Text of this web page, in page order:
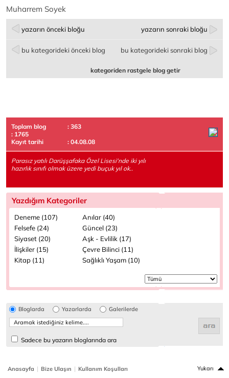
Muharrem Soyek
yazarın önceki bloğu yazarın sonraki bloğu
bu kategorideki önceki blog bu kategorideki sonraki blog
kategoriden rastgele blog getir
Toplam blog
: 363
: 1765
Kayıt tarihi
: 04.08.08
Parasız yatılı Darüşşafaka Özel Lisesi'nde iki yılı
hazırlık sınıfı olmak üzere yedi buçuk yıl ok..
Yazdığım Kategoriler
Deneme (107)
Anılar (40)
Felsefe (24)
Güncel (23)
Siyaset (20)
Aşk - Evlilik (17)
İlişkiler (15)
Çevre Bilinci (11)
Kitap (11)
Sağlıklı Yaşam (10)
Bloglarda Yazarlarda Galerilerde
Sadece bu yazarın bloglarında ara
Anasayfa | Bize Ulaşın | Kullanım Koşulları Yukarı